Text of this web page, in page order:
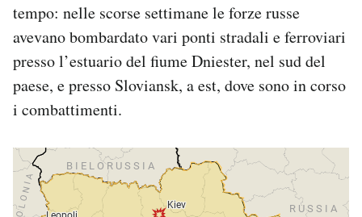
tempo: nelle scorse settimane le forze russe
avevano bombardato vari ponti stradali e ferroviari
presso l’estuario del fiume Dniester, nel sud del
paese, e presso Sloviansk, a est, dove sono in corso
i combattimenti.